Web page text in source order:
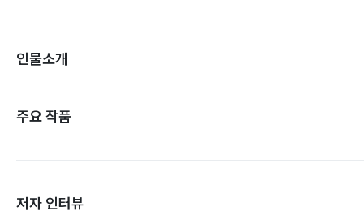
인물소개
주요 작품
저자 인터뷰